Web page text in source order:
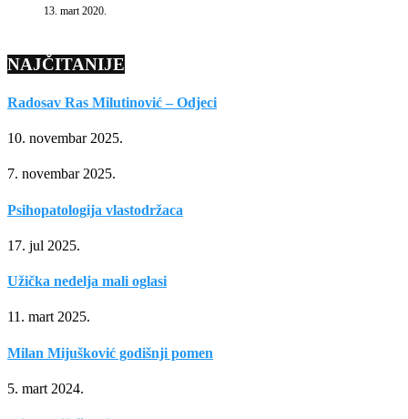
13. mart 2020.
NAJČITANIJE
Radosav Ras Milutinović – Odjeci
10. novembar 2025.
7. novembar 2025.
Psihopatologija vlastodržaca
17. jul 2025.
Užička nedelja mali oglasi
11. mart 2025.
Milan Mijušković godišnji pomen
5. mart 2024.